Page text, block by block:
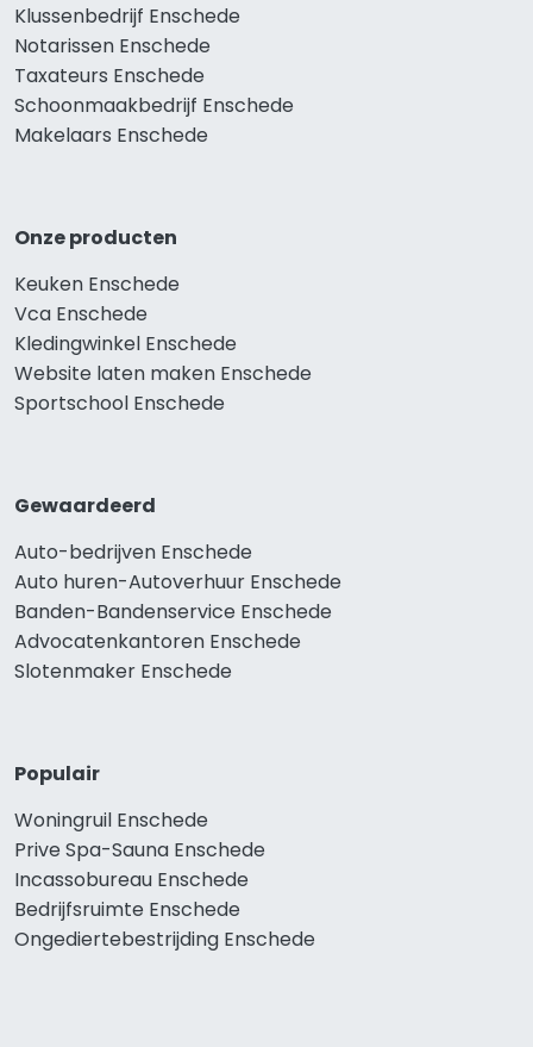
Klussenbedrijf Enschede
Notarissen Enschede
Taxateurs Enschede
Schoonmaakbedrijf Enschede
Makelaars Enschede
Onze producten
Keuken Enschede
Vca Enschede
Kledingwinkel Enschede
Website laten maken Enschede
Sportschool Enschede
Gewaardeerd
Auto-bedrijven Enschede
Auto huren-Autoverhuur Enschede
Banden-Bandenservice Enschede
Advocatenkantoren Enschede
Slotenmaker Enschede
Populair
Woningruil Enschede
Prive Spa-Sauna Enschede
Incassobureau Enschede
Bedrijfsruimte Enschede
Ongediertebestrijding Enschede